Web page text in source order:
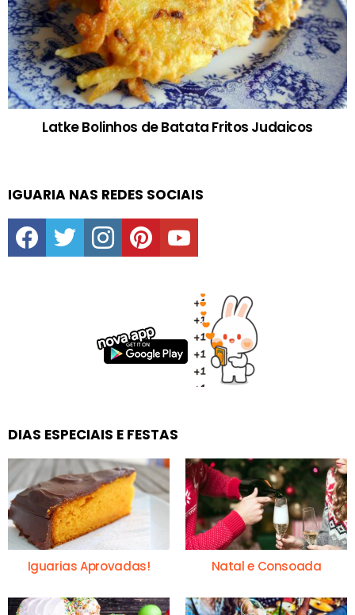
Latke Bolinhos de Batata Fritos Judaicos
IGUARIA NAS REDES SOCIAIS
facebooktwitter instagrampinterestyoutube
DIAS ESPECIAIS E FESTAS
Iguarias Aprovadas! Natal e Consoada